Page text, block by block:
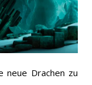
neue Drachen zu